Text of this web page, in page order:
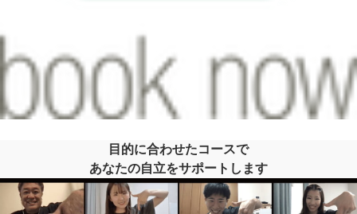
目的に合わせたコースで
あなたの自立をサポートします